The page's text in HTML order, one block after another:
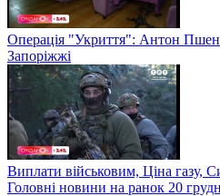
Операція "Укриття": Антон
Запоріжжі
Виплати військовим, Ціна газу,
Головні новини на ранок 20